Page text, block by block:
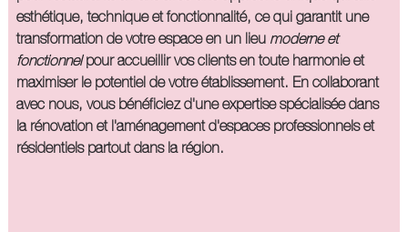
esthétique, technique et fonctionnalité, ce qui garantit une
transformation de votre espace en un lieu moderne et
fonctionnelpour accueillir vos clients en toute harmonie et
maximiser le potentiel de votre établissement. En collaborant
avec nous, vous bénéficiez d'une expertise spécialisée dans
la rénovation et l'aménagement d'espaces professionnels et
résidentiels partout dans la région.